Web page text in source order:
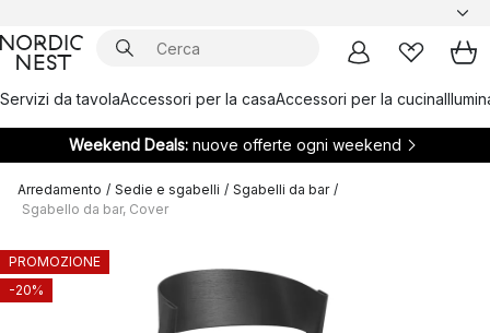
Servizi da tavolaAccessori per la casaAccessori per la cucina
Weekend Deals: nuove offerte ogni weekend
Arredamento / Sedie e sgabelli / Sgabelli da bar /
Sgabello da bar, Cover
PROMOZIONE
-20%